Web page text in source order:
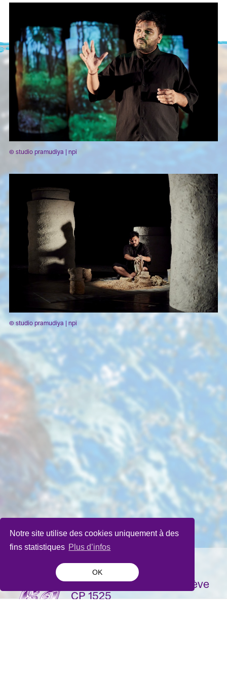
Notre site utilise des cookies uniquement à des
fins statistiques Plus d’infos
OK
© studio pramudiya | npi
© studio pramudiya | npi
La Bâtie-Festival de Genève
CP 1525